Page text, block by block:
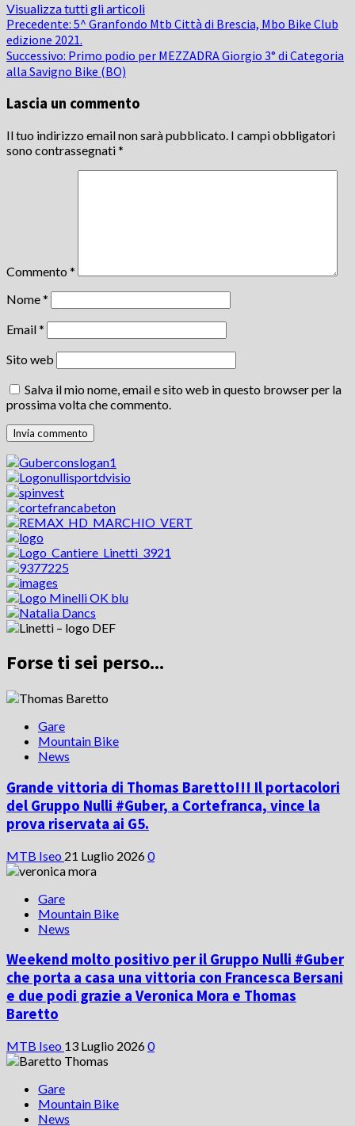
Visualizza tutti gli articoli
Navigazione
articolo
Precedente: 5^ Granfondo Mtb Città di Brescia, Mbo Bike Club
edizione 2021.
Successivo: Primo podio per MEZZADRA Giorgio 3° di Categoria
alla Savigno Bike (BO)
Lascia un commento
Il tuo indirizzo email non sarà pubblicato. I campi obbligatori
sono contrassegnati*
Commento *
Nome*
Email*
Sito web
Salva il mio nome, email e sito web in questo browser per la
prossima volta che commento.
Forse ti sei perso...
Gare
Mountain Bike
News
Grande vittoria di Thomas Baretto!!! Il portacolori
del Gruppo Nulli #Guber, a Cortefranca, vince la
prova riservata ai G5.
MTB Iseo 21 Luglio 20260
Gare
Mountain Bike
News
Weekend molto positivo per il Gruppo Nulli #Guber
che porta a casa una vittoria con Francesca Bersani
e due podi grazie a Veronica Mora e Thomas
Baretto
MTB Iseo 13 Luglio 20260
Gare
Mountain Bike
News